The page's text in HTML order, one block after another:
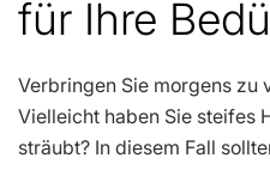
für Ihre
Verbringen Sie morgens zu
Vielleicht haben Sie steifes
sträubt? In diesem Fall